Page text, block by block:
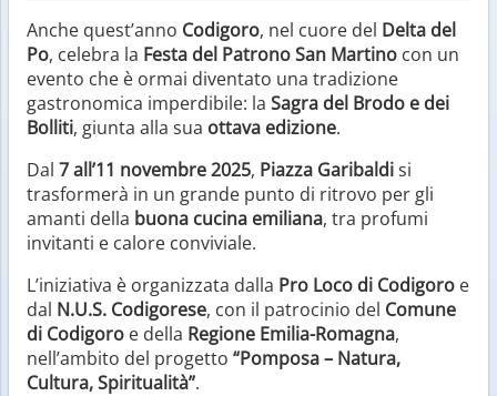
Anche quest’anno Codigoro, nel cuore del Delta del
Po, celebra la Festa del Patrono San Martino con un
evento che è ormai diventato una tradizione
gastronomica imperdibile: la Sagra del Brodo e dei
Bolliti, giunta alla sua ottava edizione.
Dal 7 all’11 novembre 2025, Piazza Garibaldisi
trasformerà in un grande punto di ritrovo per gli
amanti della buona cucina emiliana, tra profumi
invitanti e calore conviviale.
L’iniziativa è organizzata dalla Pro Loco di Codigoro e
dal N.U.S. Codigorese, con il patrocinio del Comune
di Codigoro e della Regione Emilia-Romagna,
nell’ambito del progetto “Pomposa – Natura,
Cultura, Spiritualità”.